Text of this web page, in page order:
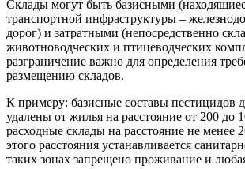
Склады могут быть базисными
транспортной инфраструктуры –
дорог) и затратными (непосредственно
животноводческих и птицеводческих
разграничение важно для определения
размещению складов.
К примеру: базисные составы пестицидов
удалены от жилья на расстояние от 200 до
расходные склады на расстояние не менее
этого расстояния устанавливается
таких зонах запрещено проживание и